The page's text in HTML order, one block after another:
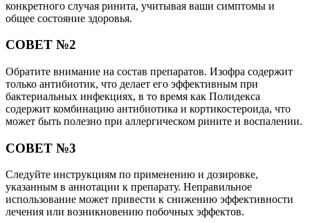
конкретного случая ринита, учитывая ваши симптомы и
общее состояние здоровья.
СОВЕТ №2
Обратите внимание на состав препаратов. Изофра содержит
только антибиотик, что делает его эффективным при
бактериальных инфекциях, в то время как Полидекса
содержит комбинацию антибиотика и кортикостероида, что
может быть полезно при аллергическом рините и воспалении.
СОВЕТ №3
Следуйте инструкциям по применению и дозировке,
указанным в аннотации к препарату. Неправильное
использование может привести к снижению эффективности
лечения или возникновению побочных эффектов.